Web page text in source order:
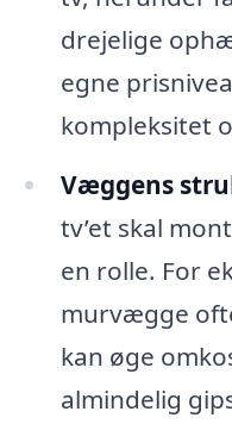
drejelige
egne
kompleksitet
Væggens
tv’et skal
en rolle. For
murvægge
kan øge
almindelig